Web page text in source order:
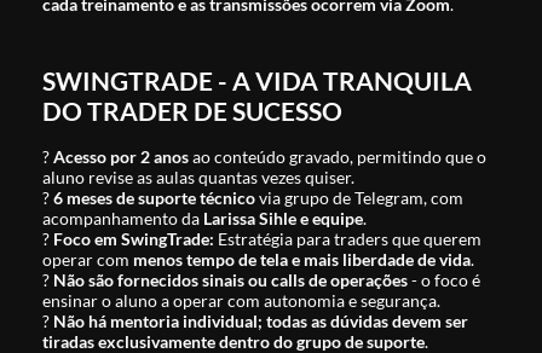
cada treinamento e as transmissões ocorrem via Zoom.
SWINGTRADE - A VIDA TRANQUILA
DO TRADER DE SUCESSO
?Acesso por 2 anosao conteúdo gravado, permitindo que o
aluno revise as aulas quantas vezes quiser.
?6 meses de suporte técnicovia grupo de Telegram, com
acompanhamento da Larissa Sihle e equipe.
? Foco em SwingTrade: Estratégia para traders que querem
operar com menos tempo de tela e mais liberdade de vida.
? Não são fornecidos sinais ou calls de operações- o foco é
ensinar o aluno a operar com autonomia e segurança.
? Não há mentoria individual; todas as dúvidas devem ser
tiradas exclusivamente dentro do grupo de suporte.